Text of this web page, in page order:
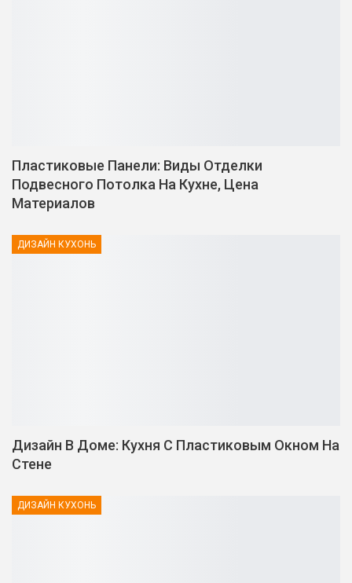
Пластиковые Панели: Виды Отделки
Подвесного Потолка На Кухне, Цена
Материалов
ДИЗАЙН КУХОНЬ
Дизайн В Доме: Кухня С Пластиковым Окном На
Стене
ДИЗАЙН КУХОНЬ